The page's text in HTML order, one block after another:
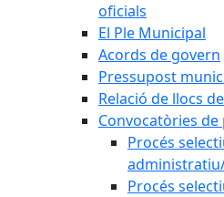
oficials
El Ple Municipal
Acords de govern
Pressupost
Relació de llocs
Convocatòries de
Procés
Procés